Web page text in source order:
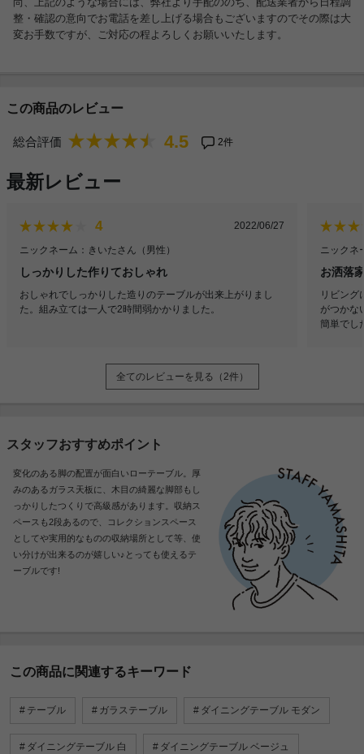
整・確認の意向でお電話を差し上げる場合もございますのでその際は大
変お手数ですが、ご対応の程よろしくお願いいたします。
この商品のレビュー
総合評価 4.5 2件
最新レビュー
4 2022/06/27
ニックネーム：きいたさん （男性）
しっかりした作りておしゃれ
おしゃれでしっかりした造りのテーブルが出来上がりまし
た。組み立ては一人で2時間弱かかりました。
ニックネ
お洒落
リビング
がつかな
簡単でし
全てのレビューを見る（2件）
スタッフおすすめポイント
変化のある脚の配置が面白いローテーブル。厚
みのあるガラス天板に、木目の綺麗な脚部もし
っかりしたつくりで高級感があります。収納ス
ペースも2段あるので、コレクションスペース
としてや実用的なものの収納場所として等、使
い分けが出来るのが嬉しい♪とっても使えるテ
ーブルです!
この商品に関連するキーワード
テーブル ガラステーブル ダイニングテーブル モダン
ダイニングテーブル 白 ダイニングテーブル ベージュ